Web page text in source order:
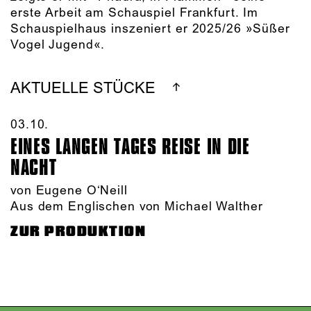
erste Arbeit am Schauspiel Frankfurt. Im
Schauspielhaus inszeniert er 2025/26 »Süßer
Vogel Jugend«.
AKTUELLE STÜCKE
03.10.​
EINES LANGEN TAGES REISE IN DIE
NACHT
von Eugene O‘Neill
Aus dem Englischen von Michael Walther
ZUR PRODUKTION